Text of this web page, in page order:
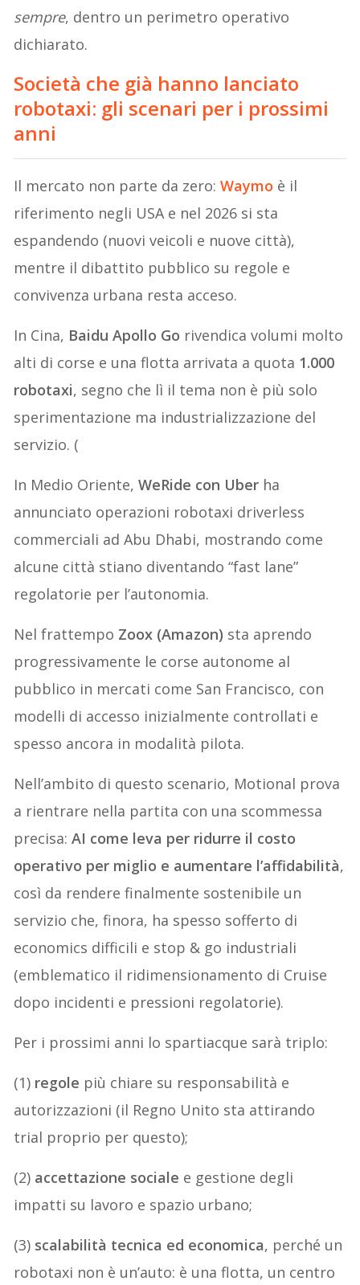
sempre, dentro un perimetro operativo
dichiarato.
Società che già hanno lanciato
robotaxi: gli scenari per i prossimi
anni
Il mercato non parte da zero:Waymo è il
riferimento negli USA e nel 2026 si sta
espandendo (nuovi veicoli e nuove città),
mentre il dibattito pubblico su regole e
convivenza urbana resta acceso.
In Cina, Baidu Apollo Go rivendica volumi molto
alti di corse e una flotta arrivata a quota 1.000
robotaxi, segno che lì il tema non è più solo
sperimentazione ma industrializzazione del
servizio. (
In Medio Oriente,WeRide con Uber ha
annunciato operazioni robotaxi driverless
commerciali ad Abu Dhabi, mostrando come
alcune città stiano diventando “fast lane”
regolatorie per l’autonomia.
Nel frattempo Zoox (Amazon) sta aprendo
progressivamente le corse autonome al
pubblico in mercati come San Francisco, con
modelli di accesso inizialmente controllati e
spesso ancora in modalità pilota.
Nell’ambito di questo scenario, Motional prova
a rientrare nella partita con una scommessa
precisa:AI come leva per ridurre il costo
operativo per miglio e aumentare l’affidabilità,
così da rendere finalmente sostenibile un
servizio che, finora, ha spesso sofferto di
economics difficili e stop & go industriali
(emblematico il ridimensionamento di Cruise
dopo incidenti e pressioni regolatorie).
Per i prossimi anni lo spartiacque sarà triplo:
(1) regole più chiare su responsabilità e
autorizzazioni (il Regno Unito sta attirando
trial proprio per questo);
(2) accettazione sociale e gestione degli
impatti su lavoro e spazio urbano;
(3) scalabilità tecnica ed economica, perché un
robotaxi non è un’auto: è una flotta, un centro